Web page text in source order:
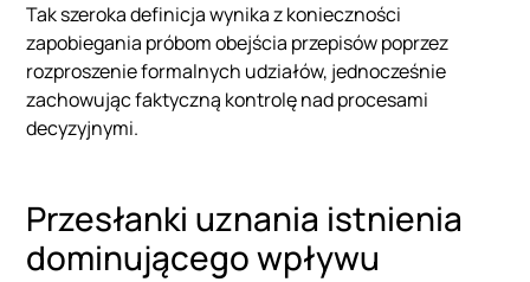
Tak szeroka definicja wynika z konieczności
zapobiegania próbom obejścia przepisów poprzez
rozproszenie formalnych udziałów, jednocześnie
zachowując faktyczną kontrolę nad procesami
decyzyjnymi.
Przesłanki uznania istnienia
dominującego wpływu